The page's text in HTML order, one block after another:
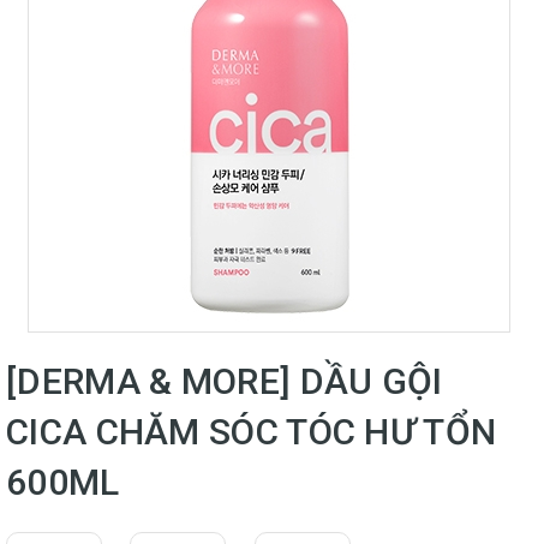
[DERMA & MORE] DẦU GỘI
CICA CHĂM SÓC TÓC HƯ TỔN
600ML